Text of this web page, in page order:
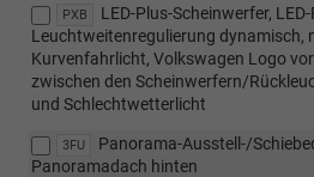
PXB
LED-Plus-Scheinwerfer,
Leuchtweitenregulierung dynamisch,
Kurvenfahrlicht, Volkswagen Logo
zwischen den Scheinwerfern/
und Schlechtwetterlicht
3FU
Panorama-Ausstell-/
Panoramadach hinten